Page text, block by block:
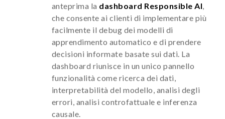
anteprima la dashboard Responsible AI,
che consente ai clienti di implementare più
facilmente il debug dei modelli di
apprendimento automatico e di prendere
decisioni informate basate sui dati. La
dashboard riunisce in un unico pannello
funzionalità come ricerca dei dati,
interpretabilità del modello, analisi degli
errori, analisi controfattuale e inferenza
causale.